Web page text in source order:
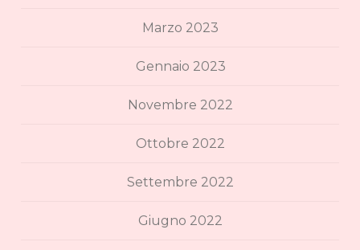
Marzo 2023
Gennaio 2023
Novembre 2022
Ottobre 2022
Settembre 2022
Giugno 2022